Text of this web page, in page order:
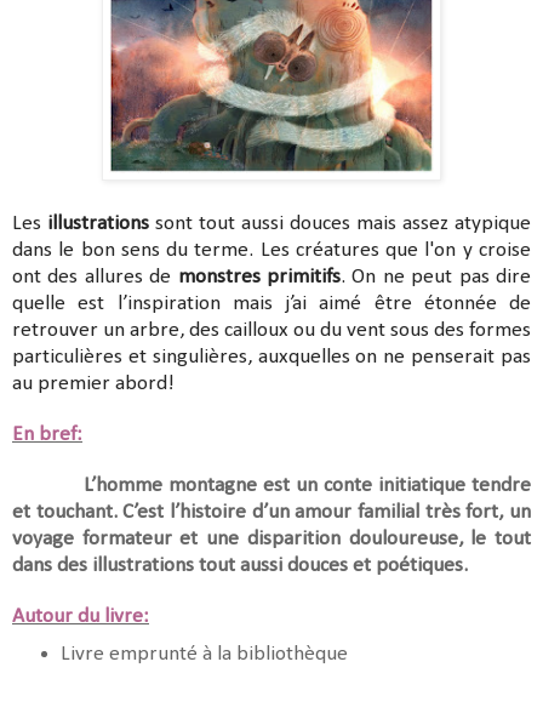
Les illustrations sont tout aussi douces mais assez atypique
dans le bon sens du terme. Les créatures que l'on y croise
ont des allures de monstres primitifs. On ne peut pas dire
quelle est l’inspiration mais j’ai aimé être étonnée de
retrouver un arbre, des cailloux ou du vent sous des formes
particulières et singulières, auxquelles on ne penserait pas
au premier abord!
En bref:
L’homme montagne est un conte initiatique tendre
et touchant. C’est l’histoire d’un amour familial très fort, un
voyage formateur et une disparition douloureuse, le tout
dans des illustrations tout aussi douces et poétiques.
Autour du livre:
Livre emprunté à la bibliothèque